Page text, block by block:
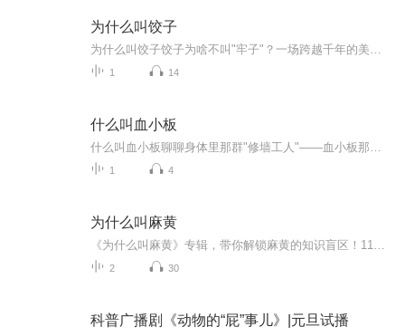
为什么叫饺子
1 14
什么叫血小板
1 4
为什么叫麻黄
2 30
科普广播剧《动物的“屁”事儿》|元旦试播